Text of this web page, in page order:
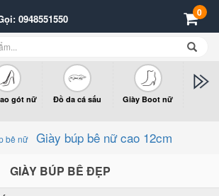
0948551550 0
gót nữ Đồ da cá sấu Giày Boot nữ
bê nữ Giày búp bê nữ cao 12cm
GIÀY BÚP BÊ ĐẸP